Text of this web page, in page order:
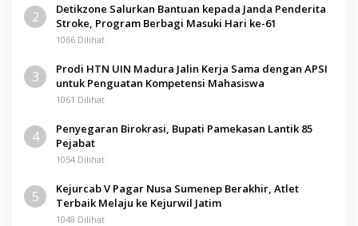
2
Detikzone Salurkan Bantuan kepada Janda Penderita
Stroke, Program Berbagi Masuki Hari ke-61
1066 Dilihat
3
Prodi HTN UIN Madura Jalin Kerja Sama dengan APSI
untuk Penguatan Kompetensi Mahasiswa
1061 Dilihat
4
Penyegaran Birokrasi, Bupati Pamekasan Lantik 85
Pejabat
1054 Dilihat
5
Kejurcab V Pagar Nusa Sumenep Berakhir, Atlet
Terbaik Melaju ke Kejurwil Jatim
1048 Dilihat